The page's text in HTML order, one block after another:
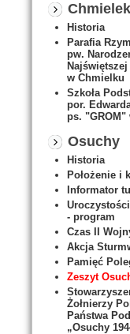
Chmielek
Historia
Parafia
pw.
w Chmielku
Szkoła
por.
ps. "GROM"
Osuchy
Historia
Położenie i
Informator
- program
Czas II
Akcja
Pamięć
Zeszyt
Żołnierzy
Państwa
„Osuchy